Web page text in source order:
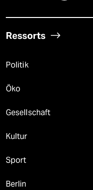
Ressorts
Politik
Öko
Gesellschaft
Kultur
Sport
Berlin